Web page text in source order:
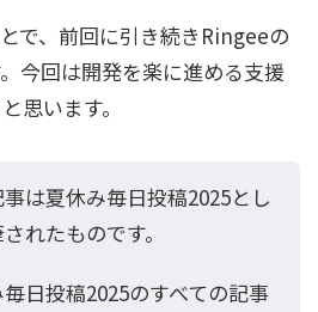
で、前回に引き続きRingeeの
今回は開発を楽に進める支援
思います。
事は夏休み毎日投稿2025とし
れたものです。
日投稿2025のすべての記事